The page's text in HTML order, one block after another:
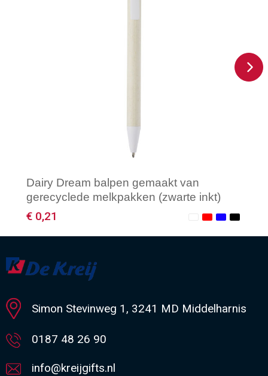
Dairy Dream balpen gemaakt van
gerecyclede melkpakken (zwarte inkt)
€ 0,21
Minimale afname: 1
Simon Stevinweg 1, 3241 MD Middelharnis
0187 48 26 90
info@kreijgifts.nl